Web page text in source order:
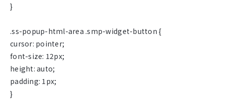
}
.ss-popup-html-area .smp-widget-button {
cursor: pointer;
font-size: 12px;
height: auto;
padding: 1px;
}